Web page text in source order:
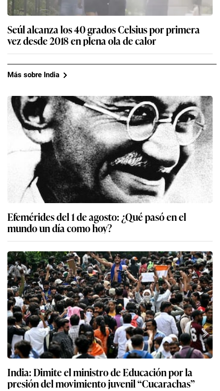
Seúl alcanza los 40 grados Celsius por primera
vez desde 2018 en plena ola de calor
Más sobre India
Efemérides del 1 de agosto: ¿Qué pasó en el
mundo un día como hoy?
India: Dimite el ministro de Educación por la
presión del movimiento juvenil “Cucarachas”